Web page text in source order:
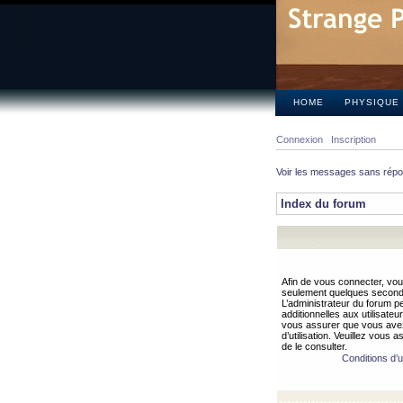
HOME PHYSIQUE
Connexion Inscription
Voir les messages sans
Index du forum
Afin de vous connecter,
seulement quelques
L’administrateur du forum
additionnelles aux
vous assurer que vous
d’utilisation. Veuillez vous
de le consulter.
Conditions